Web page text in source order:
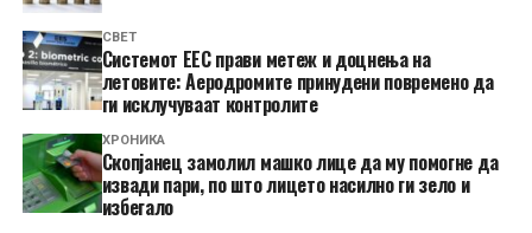
СВЕТ
Системот ЕЕС прави метеж и доцнења на
летовите: Аеродромите принудени повремено да
ги исклучуваат контролите
ХРОНИКА
Скопјанец замолил машко лице да му помогне да
извади пари, по што лицето насилно ги зело и
избегало